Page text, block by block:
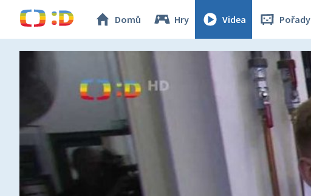
Domů Hry Videa Pořady